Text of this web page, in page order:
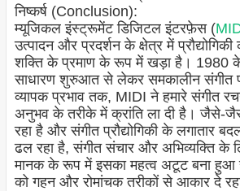
निष्कर्ष (Conclusion):
म्यूजिकल इंस्ट्रूमेंट डिजिटल इंटरफ़ेस (
उत्पादन और प्रदर्शन के क्षेत्र में प्रौद्योगिकी
शक्ति के प्रमाण के रूप में खड़ा है। 1980
साधारण शुरुआत से लेकर समकालीन संगीत
व्यापक प्रभाव तक, MIDI ने हमारे संगीत
अनुभव के तरीके में क्रांति ला दी है। जैसे-
रहा है और संगीत प्रौद्योगिकी के लगातार
ढल रहा है, संगीत संचार और अभिव्यक्ति के
मानक के रूप में इसका महत्व अटूट बना हुआ
को गहन और रोमांचक तरीकों से आकार दे